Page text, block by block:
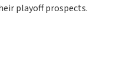
playoff prospects.